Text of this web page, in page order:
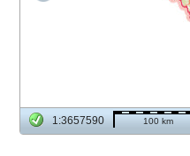
1:3657590 100 km